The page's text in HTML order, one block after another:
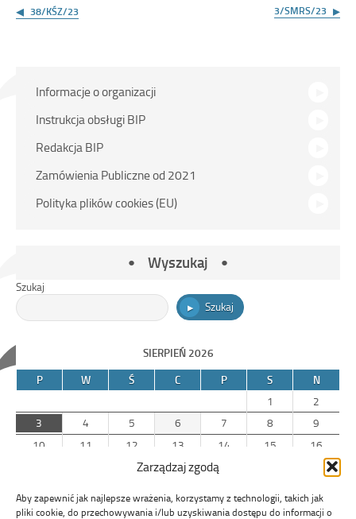
Zarządzaj zgodą
Aby zapewnić jak najlepsze wrażenia, korzystamy z technologii, takich jak
pliki cookie, do przechowywania i/lub uzyskiwania dostępu do informacji o
wpisu
38/KŚZ/23 3/SMRS/23
Menu
główne
Informacje o organizacji
Instrukcja obsługi BIP
Redakcja BIP
Zamówienia Publiczne od 2021
Polityka plików cookies (EU)
Wyszukaj
Szukaj
Szukaj
SIERPIEŃ 2026
P
W Ś C P S
N
1
2
3
4 5 6 7 8
9
10
11 12 13 14 15
16
19 20 21
31